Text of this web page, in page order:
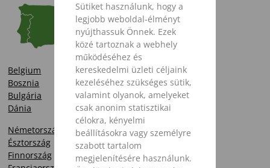
Sütiket használunk, hogy a
legjobb weboldal-élményt
nyújthassuk Önnek. Ezek
közé tartoznak a webhely
működéséhez és
kereskedelmi üzleti céljaink
kezeléséhez szükséges sütik,
valamint olyanok, amelyeket
csak anonim statisztikai
célokra, kényelmi
beállításokra vagy személyre
szabott tartalom
megjelenítésére használunk.
Belgium
Bosznia
Bulgária
Dánia
Németország
Észtország
Finnország